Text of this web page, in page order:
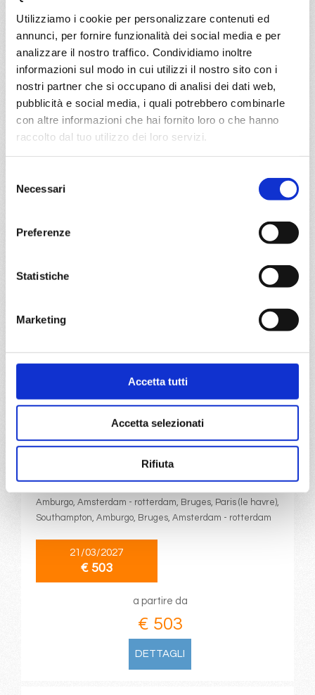
Utilizziamo i cookie per personalizzare contenuti ed
annunci, per fornire funzionalità dei social media e per
analizzare il nostro traffico. Condividiamo inoltre
informazioni sul modo in cui utilizzi il nostro sito con i
nostri partner che si occupano di analisi dei dati web,
pubblicità e social media, i quali potrebbero combinarle
con altre informazioni che hai fornito loro o che hanno
raccolto dal tuo utilizzo dei loro servizi.
delNecessari
Preferenze
Statistiche
Marketing
Accetta tutti
Accetta selezionati
Rifiuta
14/11/2027
€ 497
DETTAGLI
MSC Orchestra
€ 501
daAmburgoconMSC Preziosa
Amburgo, Amsterdam - rotterdam, Bruges, Paris (le havre),
Southampton, Amburgo, Bruges, Amsterdam - rotterdam
21/03/2027
€ 503
a partire da
€ 503
DETTAGLI